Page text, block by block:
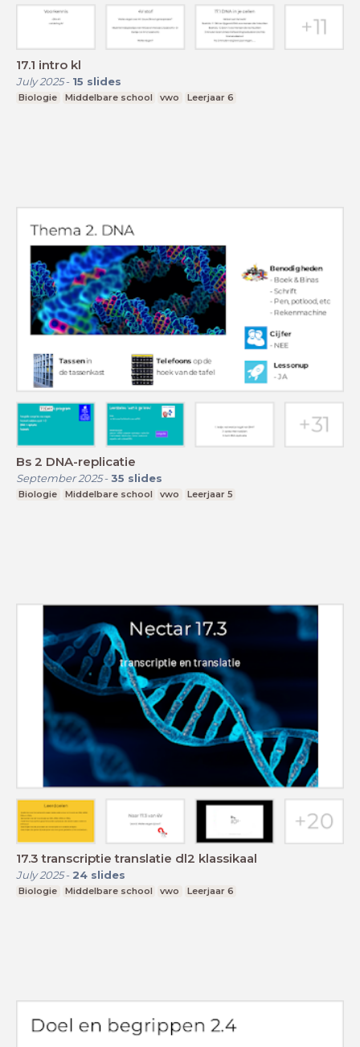
17.1 intro kl
July 2025- 15 slides
Biologie Middelbare school vwo Leerjaar 6
Bs 2 DNA-replicatie
September 2025- 35 slides
Biologie Middelbare school vwo Leerjaar 5
17.3 transcriptie translatie dl2 klassikaal
July 2025- 24 slides
Biologie Middelbare school vwo Leerjaar 6